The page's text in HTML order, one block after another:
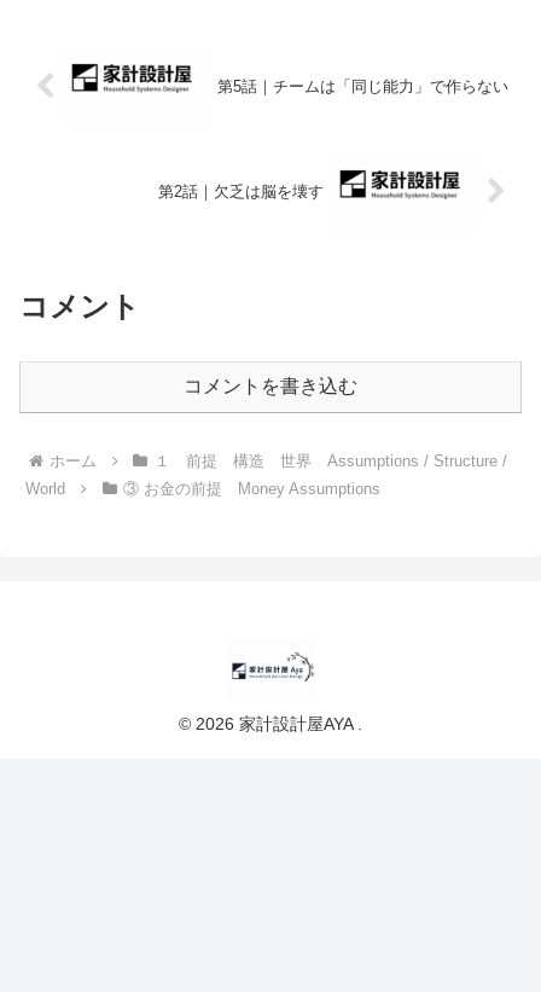
第5話｜チームは「同じ能力」で作らない
第2話｜欠乏は脳を壊す
コメント
コメントを書き込む
ホーム
１ 前提 構造 世界 Assumptions / Structure /
World
③ お金の前提 Money Assumptions
© 2026 家計設計屋AYA .